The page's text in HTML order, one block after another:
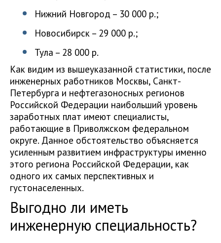
Нижний Новгород – 30 000 р.;
Новосибирск – 29 000 р.;
Тула – 28 000 р.
Как видим из вышеуказанной статистики, после
инженерных работников Москвы, Санкт-
Петербурга и нефтегазоносных регионов
Российской Федерации наибольший уровень
заработных плат имеют специалисты,
работающие в Приволжском федеральном
округе. Данное обстоятельство объясняется
усиленным развитием инфраструктуры именно
этого региона Российской Федерации, как
одного их самых перспективных и
густонаселенных.
Выгодно ли иметь
инженерную специальность?